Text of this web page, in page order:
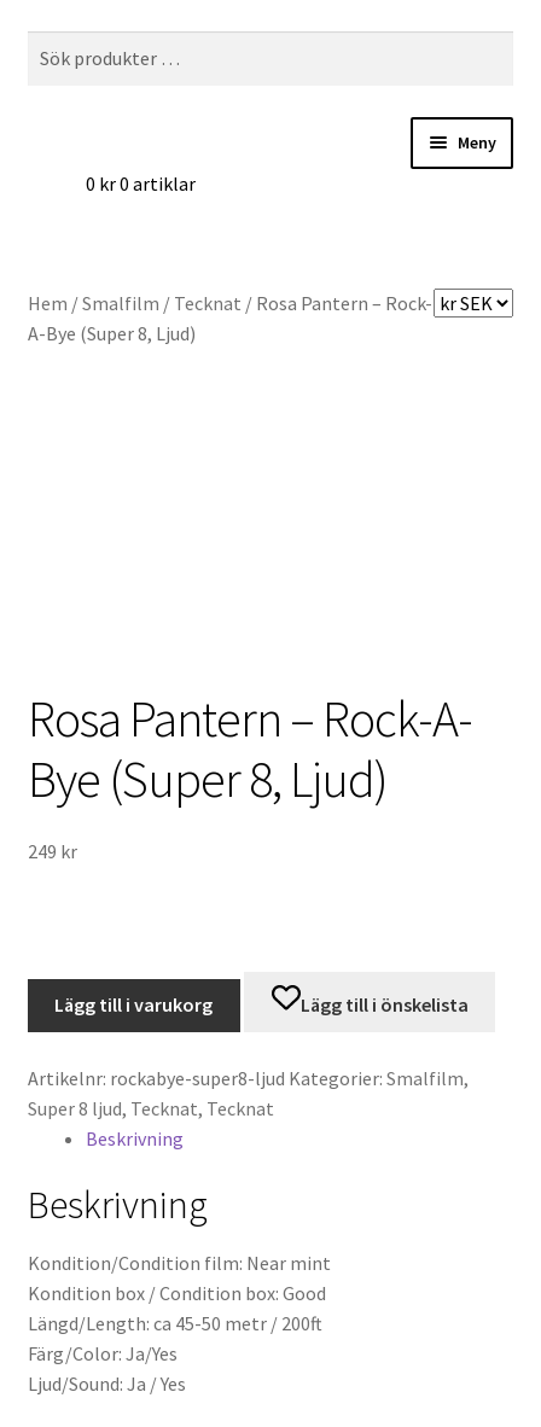
Meny
Priser
Info
Villkor
Butiken
Direktbetalning
Hyr en projektor
Projektorer – Tips & Trix
Press
Butik
0 kr0 artiklar
Hem /Smalfilm / Tecknat / Rosa Pantern – Rock-
A-Bye (Super 8, Ljud)
Rosa Pantern – Rock-A-
Bye (Super 8, Ljud)
249 kr
Rosa
Pantern
Rock-
A-
8,
Ljud)
mängd
Lägg till i varukorg Lägg till i önskelista
Artikelnr: rockabye-super8-ljud Kategorier: Smalfilm,
Super 8 ljud, Tecknat, Tecknat
Beskrivning
Beskrivning
Kondition/Condition film: Near mint
Kondition box / Condition box: Good
Längd/Length: ca 45-50 metr / 200ft
Färg/Color: Ja/Yes
Ljud/Sound: Ja / Yes